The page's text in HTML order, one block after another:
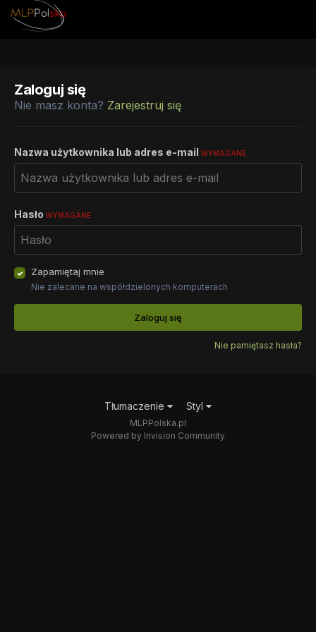
Zaloguj się
Nie masz konta? Zarejestruj się
Nazwa użytkownika lub adres e-mail WYMAGANE
Hasło WYMAGANE
Zapamiętaj mnie
Nie zalecane na współdzielonych komputerach
Zaloguj się
Nie pamiętasz hasła?
Tłumaczenie Styl
MLPPolska.pl
Powered by Invision Community